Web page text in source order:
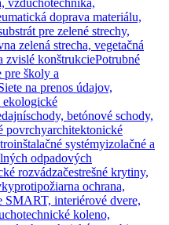
vzduchotechnika,
doprava materiálu,
pre zelené strechy,
zelená strecha, vegetačná
zvislé konštrukciePotrubné
pre školy a
na prenos údajov,
ekologické
schody, betónové schody,
povrchyarchitektonické
systémyizolačné a
odpadových
rozvádzačestrešné krytiny,
protipožiarna ochrana,
SMART, interiérové dvere,
koleno,